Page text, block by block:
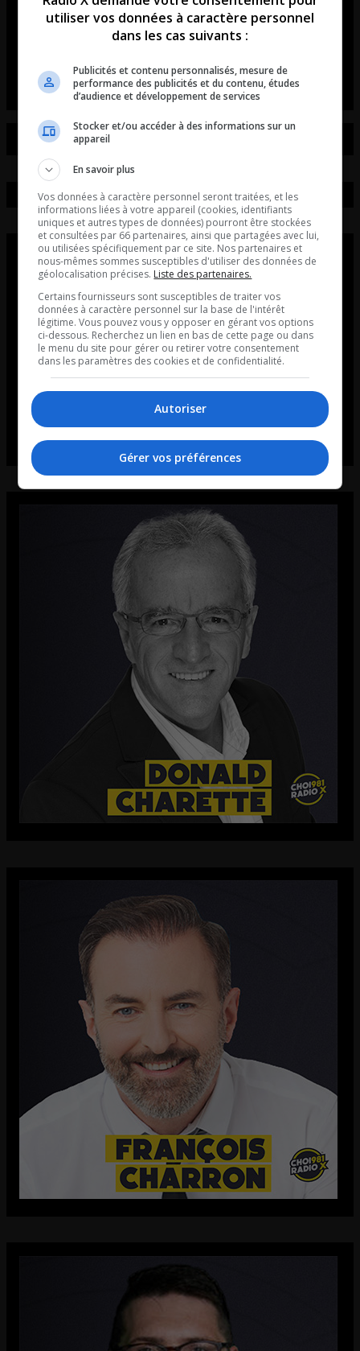
de voitures et de motos!
L’entrevue avec David Beaudoin
utiliser vos données à caractère personnel
dans les cas suivants :
Publicités et contenu personnalisés, mesure de
performance des publicités et du contenu, études
d’audience et développement de services
Stocker et/ou accéder à des informations sur un
appareil
En savoir plus
Vos données à caractère personnel seront traitées, et les
informations liées à votre appareil (cookies, identifiants
uniques et autres types de données) pourront être stockées
et consultées par 66 partenaires, ainsi que partagées avec lui,
ou utilisées spécifiquement par ce site. Nos partenaires et
nous-mêmes sommes susceptibles d'utiliser des données de
géolocalisation précises. Liste des partenaires.
Certains fournisseurs sont susceptibles de traiter vos
données à caractère personnel sur la base de l'intérêt
légitime. Vous pouvez vous y opposer en gérant vos options
ci-dessous. Recherchez un lien en bas de cette page ou dans
le menu du site pour gérer ou retirer votre consentement
dans les paramètres des cookies et de confidentialité.
Autoriser
Gérer vos préférences